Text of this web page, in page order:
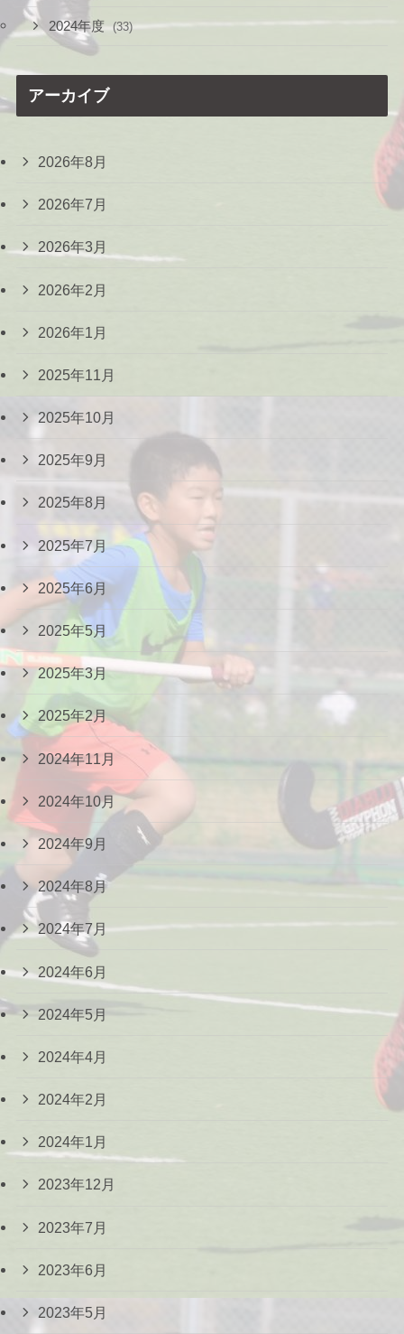
2024年度 (33)
アーカイブ
2026年8月
2026年7月
2026年3月
2026年2月
2026年1月
2025年11月
2025年10月
2025年9月
2025年8月
2025年7月
2025年6月
2025年5月
2025年3月
2025年2月
2024年11月
2024年10月
2024年9月
2024年8月
2024年7月
2024年6月
2024年5月
2024年4月
2024年2月
2024年1月
2023年12月
2023年7月
2023年6月
2023年5月